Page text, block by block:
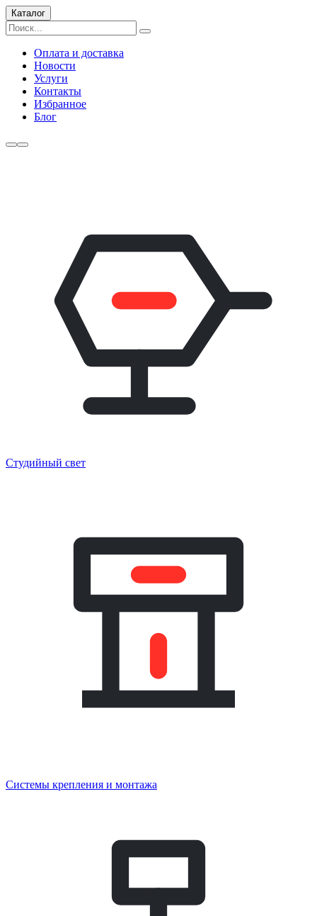
Каталог
Оплата и доставка
Новости
Услуги
Контакты
Избранное
Блог
Студийный свет
Системы крепления и монтажа